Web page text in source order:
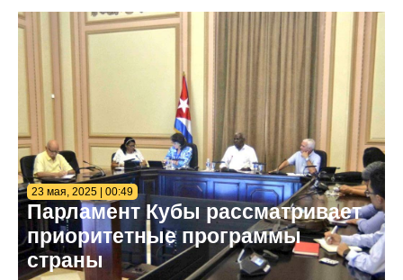
23 мая, 2025 | 00:49
Парламент Кубы рассматривает
приоритетные программы
страны